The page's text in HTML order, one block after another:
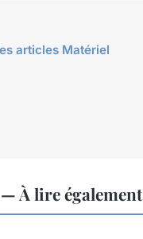
articles Matériel
À lire également